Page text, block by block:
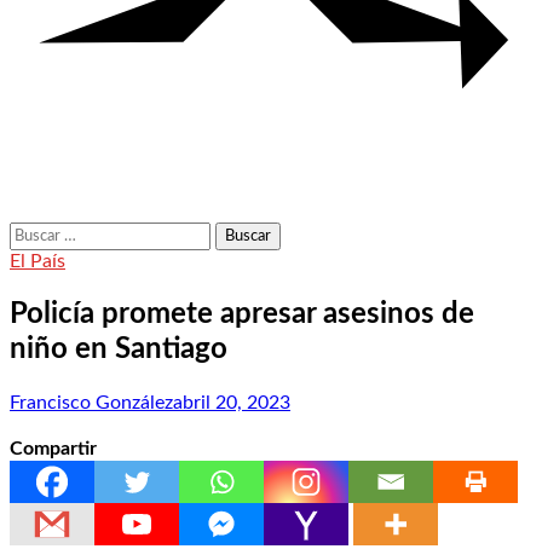
Buscar:
El País
Policía promete apresar asesinos de
niño en Santiago
Francisco Gonzálezabril 20, 2023
Compartir